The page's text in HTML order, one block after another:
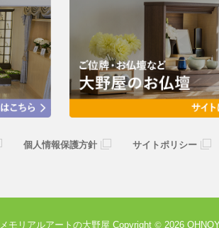
個人情報保護方針 サイトポリシー
メモリアルアートの大野屋 Copyright © 2026